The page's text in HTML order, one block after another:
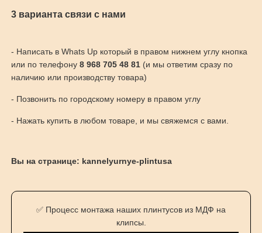
3 варианта связи с нами
- Написать в Whats Up который в правом нижнем углу кнопка
или по телефону 8 968 705 48 81(и мы ответим сразу по
наличию или производству товара)
- Позвонить по городскому номеру в правом углу
- Нажать купить в любом товаре, и мы свяжемся с вами.
Вы на странице: kannelyurnye-plintusa
✅ Процесс монтажа наших плинтусов из МДФ на
клипсы.